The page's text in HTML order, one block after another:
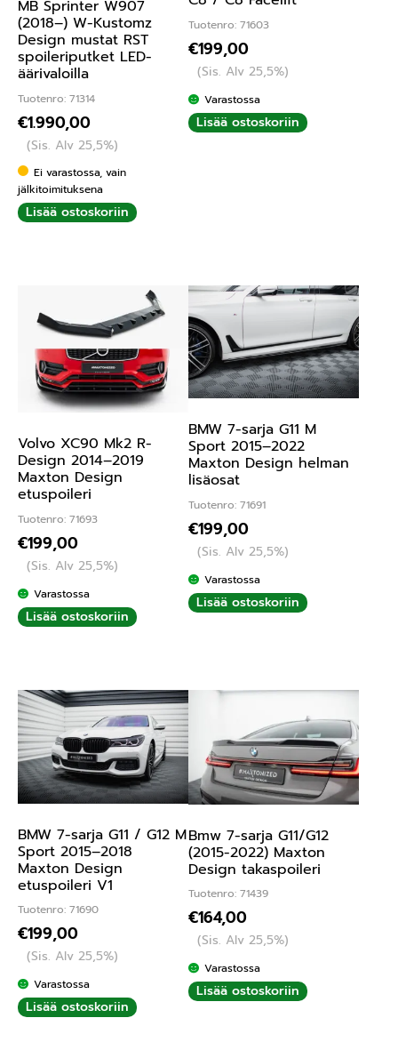
MB Sprinter W907
(2018–) W-Kustomz
Design mustat RST
spoileriputket LED-
äärivaloilla
Tuotenro: 71314
€1.990,00
(Sis. Alv 25,5%)
Ei varastossa, vain
jälkitoimituksena
Lisää ostoskoriin
Tuotenro: 71603
€199,00
(Sis. Alv 25,5%)
Varastossa
Lisää ostoskoriin
Volvo XC90 Mk2 R-
Design 2014–2019
Maxton Design
etuspoileri
Tuotenro: 71693
€199,00
(Sis. Alv 25,5%)
Varastossa
Lisää ostoskoriin
BMW 7-sarja G11 M
Sport 2015–2022
Maxton Design helman
lisäosat
Tuotenro: 71691
€199,00
(Sis. Alv 25,5%)
Varastossa
Lisää ostoskoriin
BMW 7-sarja G11 / G12 M
Sport 2015–2018
Maxton Design
etuspoileri V1
Tuotenro: 71690
€199,00
(Sis. Alv 25,5%)
Varastossa
Lisää ostoskoriin
Bmw 7-sarja G11/G12
(2015-2022) Maxton
Design takaspoileri
Tuotenro: 71439
€164,00
(Sis. Alv 25,5%)
Varastossa
Lisää ostoskoriin